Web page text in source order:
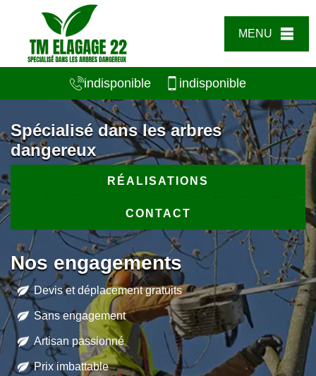
MENU
indisponible indisponible
Spécialisé dans les arbres
dangereux
RÉALISATIONS
CONTACT
Nos engagements
Devis et déplacement gratuits
Sans engagement
Artisan passionné
Prix imbattable